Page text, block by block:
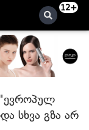
12+
სხვა გზა არ